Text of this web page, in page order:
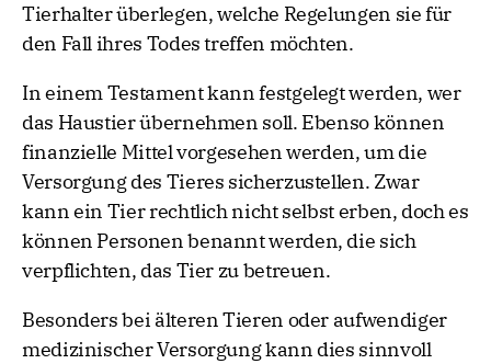
Tierhalter überlegen, welche Regelungen sie für
den Fall ihres Todes treffen möchten.
In einem Testament kann festgelegt werden, wer
das Haustier übernehmen soll. Ebenso können
finanzielle Mittel vorgesehen werden, um die
Versorgung des Tieres sicherzustellen. Zwar
kann ein Tier rechtlich nicht selbst erben, doch es
können Personen benannt werden, die sich
verpflichten, das Tier zu betreuen.
Besonders bei älteren Tieren oder aufwendiger
medizinischer Versorgung kann dies sinnvoll